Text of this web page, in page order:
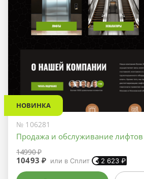
НОВИНКА
№ 106281
Продажа и обслуживание лифтов
14990 ₽
10493 ₽ или в Сплит 2 623 ₽